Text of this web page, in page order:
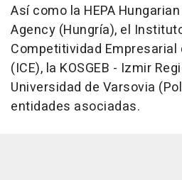
Así como la HEPA
Agency (Hungría), el
Competitividad Empresarial
(ICE), la KOSGEB - Izmir
Universidad de Varsovia
entidades asociadas.